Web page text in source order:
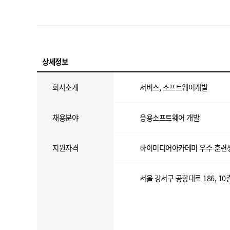
상세정보
회사소개 서비스, 소프트웨어개발
채용분야 응용소프트웨어 개발
지원자격 하이미디어아카데미 우수 훈련
서울 강서구 공항대로 186, 10